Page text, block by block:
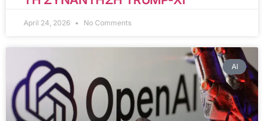
April 24, 2026 No Comments
AI